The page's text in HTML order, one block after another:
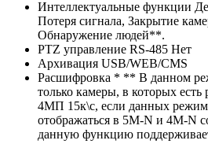
Интеллектуальные функции
Потеря сигнала, Закрытие
Обнаружение людей**.
PTZ управление RS-485 Нет
Архивация USB/WEB/CMS
Расшифровка * ** В данном
только камеры, в которых
4МП 15к\с, если данных
отображаться в 5M-N и 4M-N
данную функцию